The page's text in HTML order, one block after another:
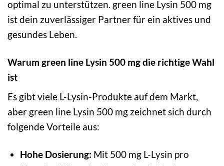
optimal zu unterstützen. green line Lysin 500 mg
ist dein zuverlässiger Partner für ein aktives und
gesundes Leben.
Warum green line Lysin 500 mg die richtige Wahl
ist
Es gibt viele L-Lysin-Produkte auf dem Markt,
aber green line Lysin 500 mg zeichnet sich durch
folgende Vorteile aus:
Hohe Dosierung: Mit 500 mg L-Lysin pro